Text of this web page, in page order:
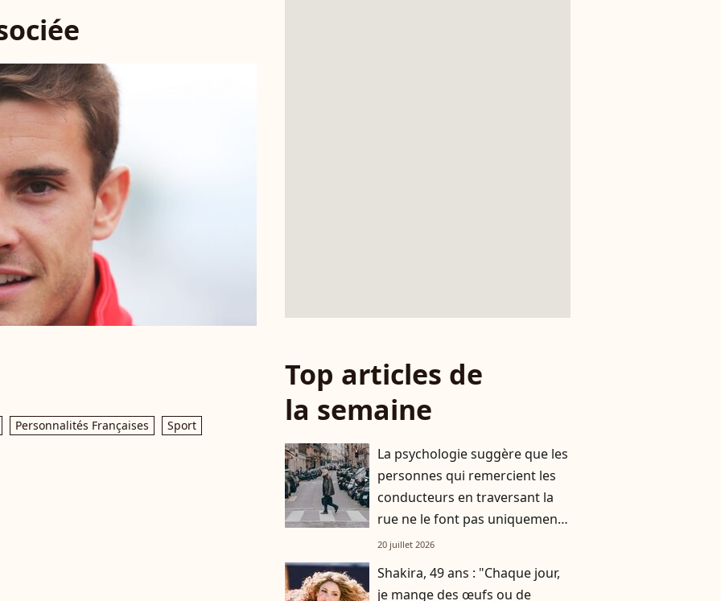
Personnalités Françaises Sport
Top articles de
la semaine
La psychologie suggère que les
personnes qui remercient les
conducteurs en traversant la
rue ne le font pas uniquement
par gratitude
20 juillet 2026
Shakira, 49 ans : "Chaque jour,
je mange des œufs ou de